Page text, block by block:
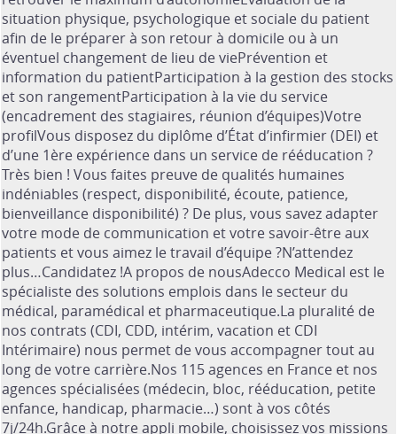
situation physique, psychologique et sociale du patient
afin de le préparer à son retour à domicile ou à un
éventuel changement de lieu de viePrévention et
information du patientParticipation à la gestion des stocks
et son rangementParticipation à la vie du service
(encadrement des stagiaires, réunion d’équipes)Votre
profilVous disposez du diplôme d’État d’infirmier (DEI) et
d’une 1ère expérience dans un service de rééducation ?
Très bien ! Vous faites preuve de qualités humaines
indéniables (respect, disponibilité, écoute, patience,
bienveillance disponibilité) ? De plus, vous savez adapter
votre mode de communication et votre savoir-être aux
patients et vous aimez le travail d’équipe ?N’attendez
plus…Candidatez !A propos de nousAdecco Medical est le
spécialiste des solutions emplois dans le secteur du
médical, paramédical et pharmaceutique.La pluralité de
nos contrats (CDI, CDD, intérim, vacation et CDI
Intérimaire) nous permet de vous accompagner tout au
long de votre carrière.Nos 115 agences en France et nos
agences spécialisées (médecin, bloc, rééducation, petite
enfance, handicap, pharmacie…) sont à vos côtés
7j/24h.Grâce à notre appli mobile, choisissez vos missions